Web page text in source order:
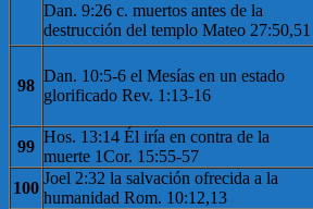
Dan. 9:26 c. muertos antes de la
destrucción del templo Mateo 27:50,51
98
Dan. 10:5-6 el Mesías en un estado
glorificado Rev. 1:13-16
99
Hos. 13:14 Él iría en contra de la
muerte 1Cor. 15:55-57
100
Joel 2:32 la salvación ofrecida a la
humanidad Rom. 10:12,13